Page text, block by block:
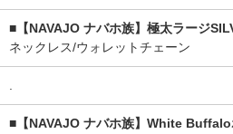
■【NAVAJO ナバホ族】極太ラージ
ネックレス/ウォレットチェーン
■【NAVAJO ナバホ族】White